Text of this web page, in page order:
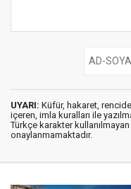
UYARI: Küfür, hakaret,
içeren, imla kuralları ile
Türkçe karakter
onaylanmamaktadır.